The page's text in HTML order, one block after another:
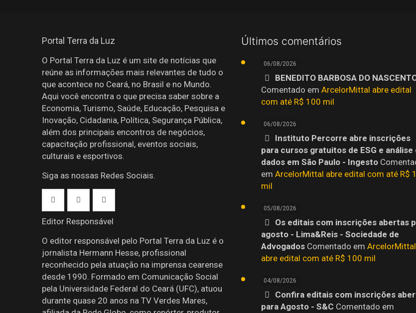
Portal Terra da Luz
O Portal Terra da Luz é um site de notícias que
reúne as informações mais relevantes de tudo o
que acontece no Ceará, no Brasil e no Mundo.
Aqui você encontra o que precisa saber sobre a
Economia, Turismo, Saúde, Educação, Pesquisa e
Inovação, Cidadania, Política, Segurança Pública,
além dos principais encontros de negócios,
capacitação profissional, eventos sociais,
culturais e esportivos.
Siga as nossas Redes Sociais.
Editor Responsável
O editor responsável pelo Portal Terra da Luz é o
jornalista Hermann Hesse, profissional
reconhecido pela atuação na imprensa cearense
desde 1990. Formado em Comunicação Social
pela Universidade Federal do Ceará (UFC), atuou
durante quase 20 anos na TV Verdes Mares,
Últimos comentários
06/08/2026
BENEDITO BARBOSA DO
Comentado em ArcelorMittal abre edital
com até R$ 100 mil
06/08/2026
Instituto Percorre abre inscrições
para cursos gratuitos de ESG e análise
dados em São Paulo - Ingesto
em ArcelorMittal abre edital com até R$
mil
05/08/2026
Os editais com inscrições abertas
agosto - Lima&Reis - Sociedade de
AdvogadosComentado em ArcelorMittal
abre edital com até R$ 100 mil
04/08/2026
Confira editais com inscrições
para Agosto - S&C Comentado em